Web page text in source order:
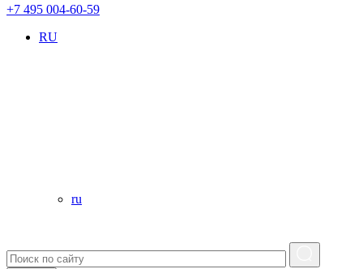
+7 495 004-60-59
RU
ru